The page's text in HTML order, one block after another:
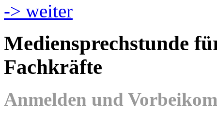
-> weiter
Mediensprechstunde
Fachkräfte
Anmelden und